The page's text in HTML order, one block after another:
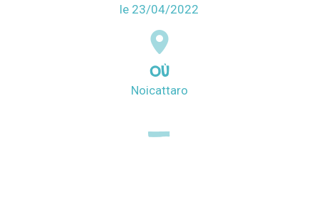
le 23/04/2022
OÙ
Noicattaro